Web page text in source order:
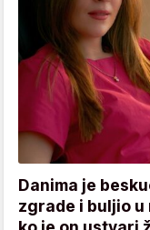
Danima je
zgrade i buljio u